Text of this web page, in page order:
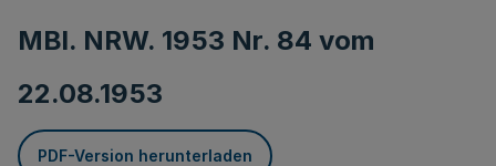
MBl. NRW. 1953 Nr. 84 vom
22.08.1953
PDF-Version herunterladen